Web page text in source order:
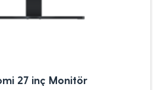
27 inç Monitör